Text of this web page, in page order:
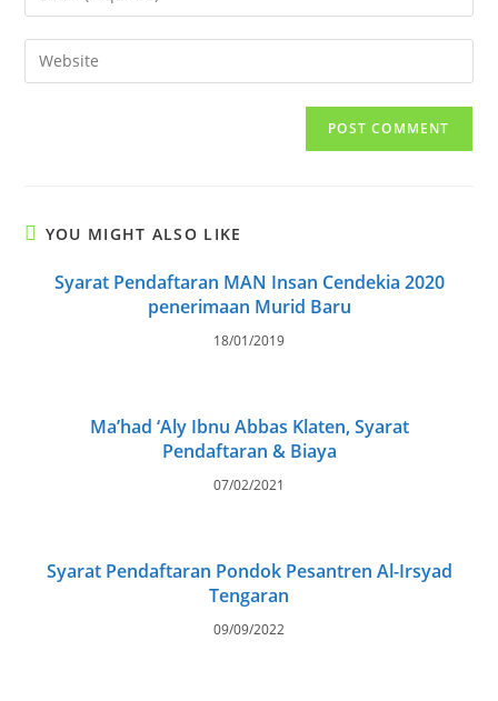
comment
your
email
address
Enter
your
YOU MIGHT ALSO LIKE
Syarat Pendaftaran MAN Insan Cendekia 2020
penerimaan Murid Baru
18/01/2019
Ma’had ‘Aly Ibnu Abbas Klaten, Syarat
Pendaftaran & Biaya
07/02/2021
Syarat Pendaftaran Pondok Pesantren Al-Irsyad
Tengaran
09/09/2022